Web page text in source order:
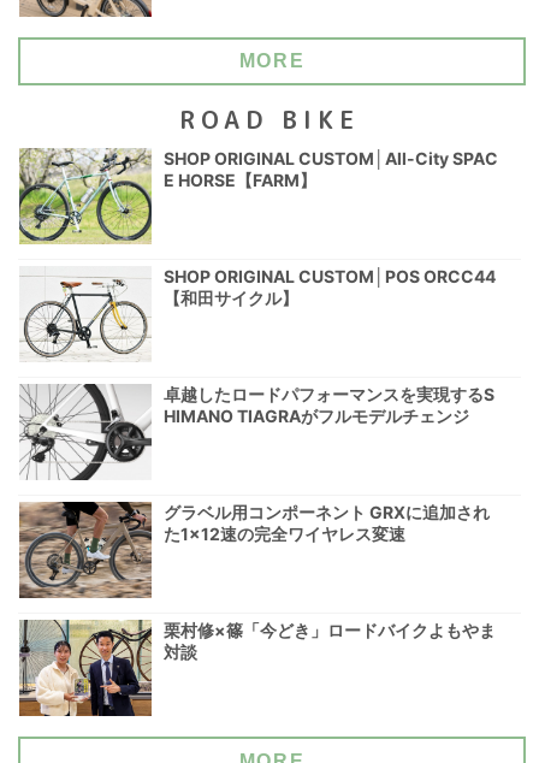
MORE
ROAD BIKE
SHOP ORIGINAL CUSTOM│All-City SPAC
E HORSE【FARM】
SHOP ORIGINAL CUSTOM│POS ORCC44
【和田サイクル】
卓越したロードパフォーマンスを実現するS
HIMANO TIAGRAがフルモデルチェンジ
グラベル用コンポーネント GRXに追加され
た1×12速の完全ワイヤレス変速
栗村修×篠「今どき」ロードバイクよもやま
対談